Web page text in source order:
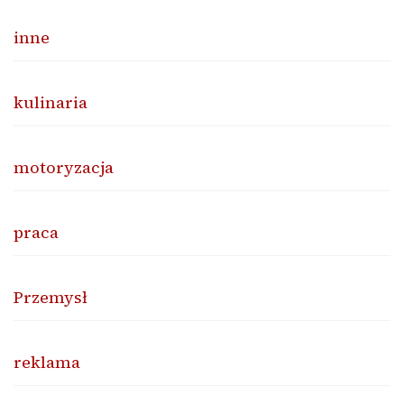
inne
kulinaria
motoryzacja
praca
Przemysł
reklama